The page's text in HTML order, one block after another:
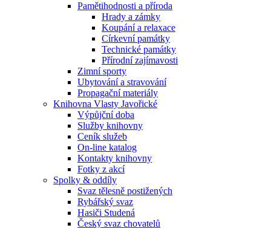
Pamětihodnosti a příroda
Hrady a zámky
Koupání a relaxace
Církevní památky
Technické památky
Přírodní zajímavosti
Zimní sporty
Ubytování a stravování
Propagační materiály
Knihovna Vlasty Javořické
Výpůjční doba
Služby knihovny
Ceník služeb
On-line katalog
Kontakty knihovny
Fotky z akcí
Spolky & oddíly
Svaz tělesně postižených
Rybářský svaz
Hasiči Studená
Český svaz chovatelů